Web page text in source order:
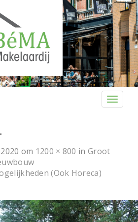
T
i
g
om 1200 × 800 in Groot
(Ook Horeca)